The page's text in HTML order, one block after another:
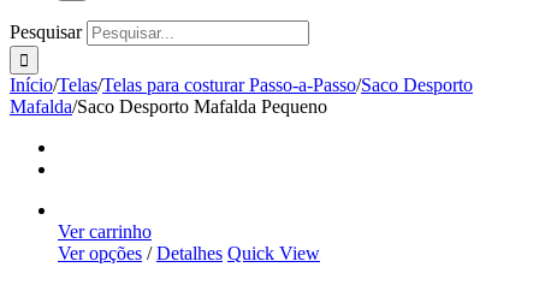
Pesquisar
Início/Telas/Telas para costurar Passo-a-Passo/Saco Desporto
Mafalda/Saco Desporto Mafalda Pequeno
Ver carrinho
Ver opções / Detalhes Quick View